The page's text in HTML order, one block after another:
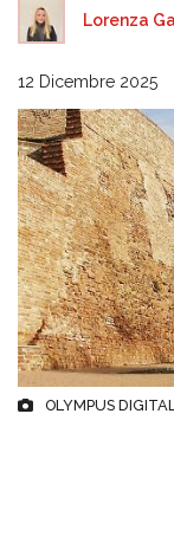
Lorenza
12 Dicembre 2025
OLYMPUS